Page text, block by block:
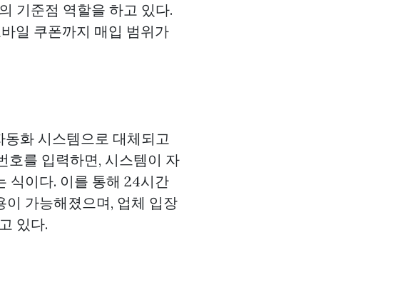
기준점 역할을 하고 있다.
일 쿠폰까지 매입 범위가
화 시스템으로 대체되고
호를 입력하면, 시스템이 자
식이다. 이를 통해 24시간
이 가능해졌으며, 업체 입장
있다.